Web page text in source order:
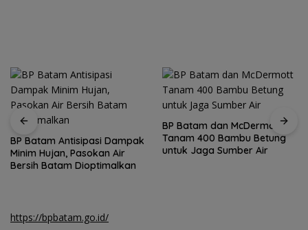
BP Batam Antisipasi Dampak
Minim Hujan, Pasokan Air
Bersih Batam Dioptimalkan
BP Batam dan McDermott
Tanam 400 Bambu Betung
untuk Jaga Sumber Air
https://bpbatam.go.id/